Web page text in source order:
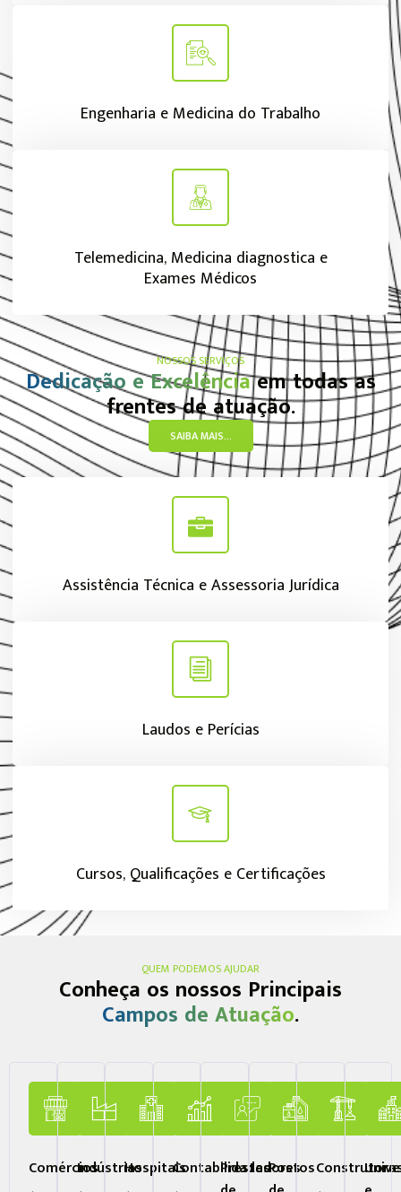
Engenharia e Medicina do Trabalho
Telemedicina, Medicina diagnostica e
Exames Médicos
NOSSOS SERVIÇOS
Dedicação e Excelênciaem todas as
frentes de atuação.
SAIBA MAIS...
Assistência Técnica e Assessoria Jurídica
Laudos e Perícias
Cursos, Qualificações e Certificações
QUEM PODEMOS AJUDAR
Conheça os nossos Principais
Campos de Atuação.
ComérciosIndústriasHospitaisContabilidades
Prestadores
Postos